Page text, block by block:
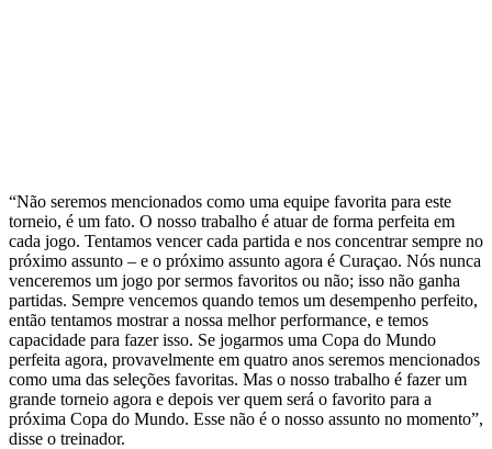
“Não seremos mencionados como uma equipe favorita para este
torneio, é um fato. O nosso trabalho é atuar de forma perfeita em
cada jogo. Tentamos vencer cada partida e nos concentrar sempre no
próximo assunto – e o próximo assunto agora é Curaçao. Nós nunca
venceremos um jogo por sermos favoritos ou não; isso não ganha
partidas. Sempre vencemos quando temos um desempenho perfeito,
então tentamos mostrar a nossa melhor performance, e temos
capacidade para fazer isso. Se jogarmos uma Copa do Mundo
perfeita agora, provavelmente em quatro anos seremos mencionados
como uma das seleções favoritas. Mas o nosso trabalho é fazer um
grande torneio agora e depois ver quem será o favorito para a
próxima Copa do Mundo. Esse não é o nosso assunto no momento”,
disse o treinador.